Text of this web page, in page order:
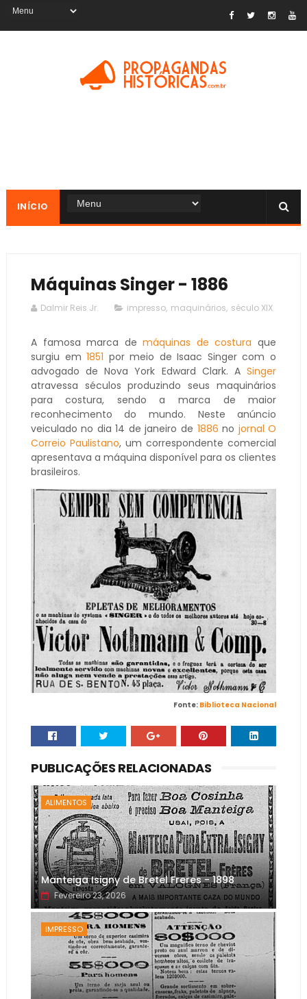
INÍCIO
Máquinas Singer - 1886
Dalmir Reis Jr. impresso, maquinários, século XIX
A famosa marca demáquinas de costura que
surgiu em1851 por meio de Isaac Singer com o
advogado de Nova York Edward Clark. ASinger
atravessa séculos produzindo seus maquinários
para costura, sendo a marca de maior
reconhecimento do mundo. Neste anúncio
veiculado no dia 14 de janeiro de 1886 no jornal O
Correio Paulistano, um correspondente comercial
apresentava a máquina disponível para os clientes
brasileiros.
Fonte: Biblioteca Nacional
PUBLICAÇÕES RELACIONADAS
ALIMENTOS
Manteiga Isigny de Bretel Freres - 1898
Fevereiro 23, 2026
IMPRESSO